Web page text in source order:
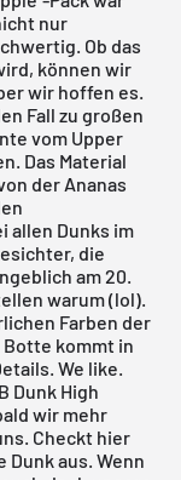
nur
Ob das
können wir
wir hoffen es.
Fall zu großen
vom Upper
Das Material
der Ananas
allen Dunks im
die
am 20.
warum (lol).
Farben der
kommt in
We like.
Dunk High
wir mehr
Checkt hier
Dunk aus. Wenn